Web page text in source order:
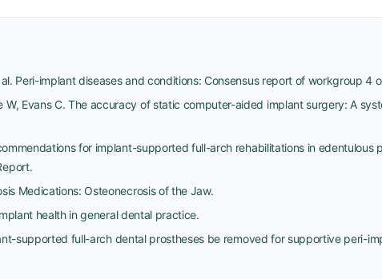
Peri-implant diseases and conditions: Consensus report of workgroup 4
W, Evans C. The accuracy of static computer-aided implant surgery: A
for implant-supported full-arch rehabilitations in edentulous
Medications: Osteonecrosis of the Jaw.
health in general dental practice.
supported full-arch dental prostheses be removed for supportive peri-